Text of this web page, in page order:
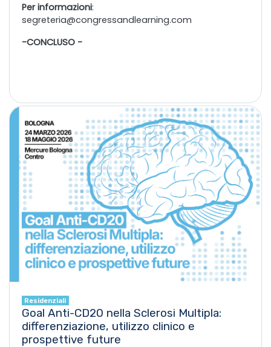
Per informazioni:
segreteria@congressandlearning.com
-CONCLUSO -
Residenziali
Goal Anti-CD20 nella Sclerosi Multipla:
differenziazione, utilizzo clinico e
prospettive future